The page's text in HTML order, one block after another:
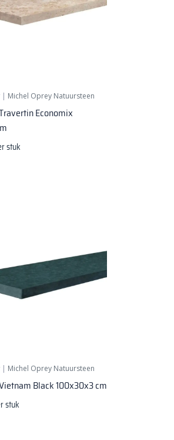
| Michel Oprey Natuursteen
Economix
stuk
| Michel Oprey Natuursteen
Black 100x30x3 cm
stuk